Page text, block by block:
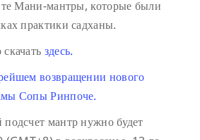
те Мани-мантры, которые были
практики садханы.
здесь.
возвращении нового
Сопы Ринпоче.
мантр нужно будет